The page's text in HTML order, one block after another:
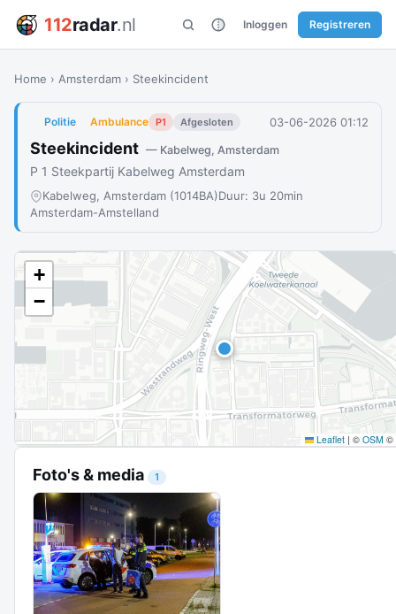
112radar.nl Inloggen Registreren
Home › Amsterdam › Steekincident
Politie Ambulance P1 Afgesloten 03-06-2026 01:12
Steekincident — Kabelweg, Amsterdam
P 1 Steekpartij Kabelweg Amsterdam
Kabelweg, Amsterdam (1014BA)Duur: 3u 20min
Amsterdam-Amstelland
+
−
Leaflet | © OSM ©
Foto's & media 1